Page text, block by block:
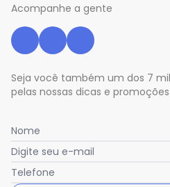
Imagens meramente ilustrativas.
Acompanhe a gente
Seja você também um dos 7
pelas nossas dicas e
Nome
Digite seu e-mail
Telefone